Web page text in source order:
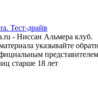
Тест-драйв
- Ниссан Альмера клуб.
указывайте
старше 18 лет